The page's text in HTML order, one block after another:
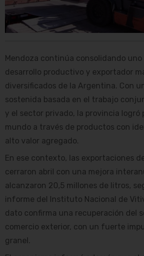
Mendoza continúa consolidando uno
desarrollo productivo y exportador
diversificados de la Argentina. Con
sostenida basada en el trabajo
y el sector privado, la provincia logró
mundo a través de productos con
alto valor agregado.
En ese contexto, las exportaciones
cerraron abril con una mejora
alcanzaron 20,5 millones de litros,
informe del Instituto Nacional de
dato confirma una recuperación del
comercio exterior, con un fuerte
granel.